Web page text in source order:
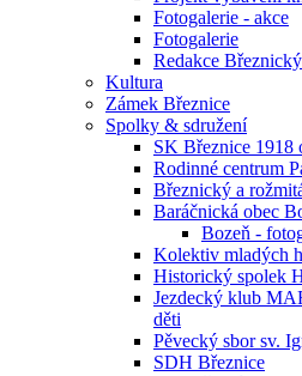
Fotogalerie - akce
Fotogalerie
Redakce
Kultura
Zámek Březnice
Spolky & sdružení
SK Březnice 1918
Rodinné centrum
Březnický a
Baráčnická obec
Bozeň -
Kolektiv mladých
Historický spolek
Jezdecký klub
děti
Pěvecký sbor sv.
SDH Březnice